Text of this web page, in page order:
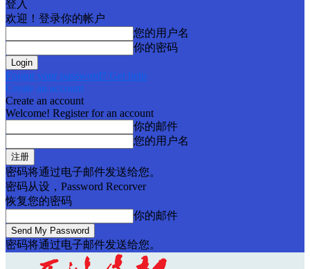
登入
欢迎！登录你的帐户
您的用户名
你的密码
Forgot your password? Get help
Create an account
Create an account
Welcome! Register for an account
你的邮件
您的用户名
密码将通过电子邮件发送给您。
密码从设，Password Recorver
恢复您的密码
你的邮件
密码将通过电子邮件发送给您。